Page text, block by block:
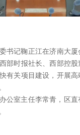
书记鞠正江在济南大
部时报社长、西部控
有关项目建设，开展
公室主任李常青，区